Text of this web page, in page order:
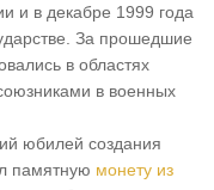
и в декабре 1999 года
За прошедшие
в областях
в военных
юбилей создания
памятную монету из